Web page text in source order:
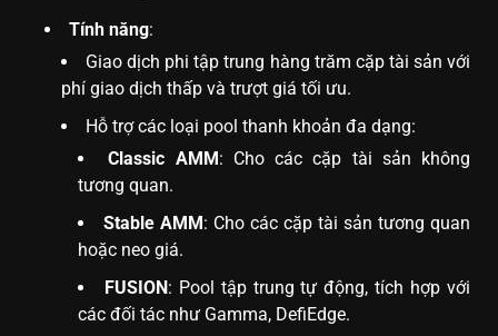
Tính năng:
Giao dịch phi tập trung hàng trăm cặp tài sản với
phí giao dịch thấp và trượt giá tối ưu.
Hỗ trợ các loại pool thanh khoản đa dạng:
Classic AMM : Cho các cặp tài sản không
tương quan.
Stable AMM : Cho các cặp tài sản tương quan
hoặc neo giá.
FUSION : Pool tập trung tự động, tích hợp với
các đối tác như Gamma, DefiEdge.